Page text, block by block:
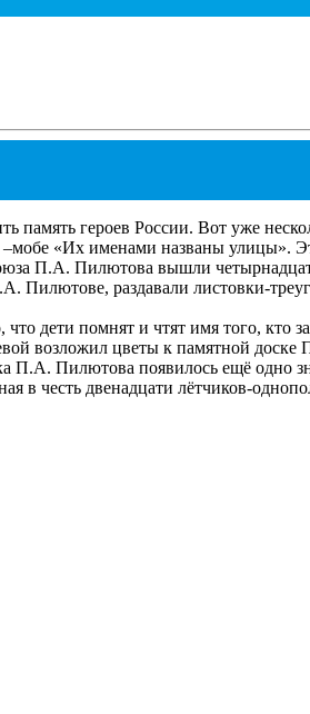
память героев России. Вот уже
«Их именами названы улицы».
П.А. Пилютова вышли
Пилютове, раздавали листовки-
дети помнят и чтят имя того, кто
возложил цветы к памятной
П.А. Пилютова появилось ещё одно
в честь двенадцати лётчиков-